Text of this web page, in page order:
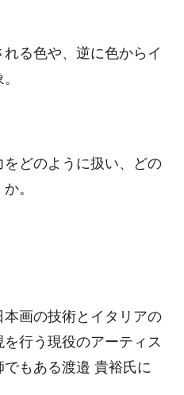
る色や、逆に色からイ
どのように扱い、どの
。
画の技術とイタリアの
行う現役のアーティス
でもある渡邉 貴裕氏に